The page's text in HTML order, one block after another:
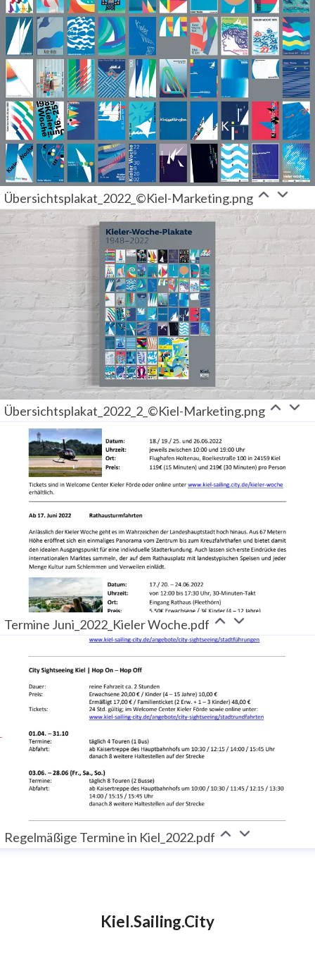
Übersichtsplakat_2022_©Kiel-Marketing.png
Übersichtsplakat_2022_2_©Kiel-Marketing.png
Termine Juni_2022_Kieler Woche.pdf
Regelmäßige Termine in Kiel_2022.pdf
Kiel.Sailing.City